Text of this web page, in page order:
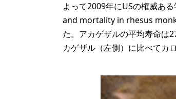
よって2009年にUSの権威あ
and mortality in rhesus
た。アカゲザルの平均寿命は
カゲザル（左側）に比べてカ